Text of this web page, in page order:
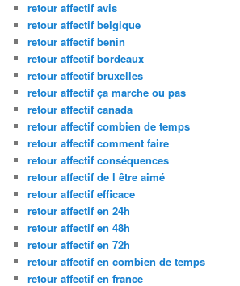
retour affectif avis
retour affectif belgique
retour affectif benin
retour affectif bordeaux
retour affectif bruxelles
retour affectif ça marche ou pas
retour affectif canada
retour affectif combien de temps
retour affectif comment faire
retour affectif conséquences
retour affectif de l être aimé
retour affectif efficace
retour affectif en 24h
retour affectif en 48h
retour affectif en 72h
retour affectif en combien de temps
retour affectif en france